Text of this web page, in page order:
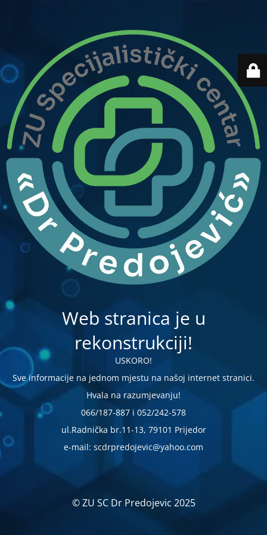
Web stranica je u
rekonstrukciji!
USKORO!
Sve informacije na jednom mjestu na našoj internet stranici.
Hvala na razumjevanju!
066/187-887 i 052/242-578
ul.Radnička br.11-13, 79101 Prijedor
e-mail: scdrpredojevic@yahoo.com
© ZU SC Dr Predojevic 2025